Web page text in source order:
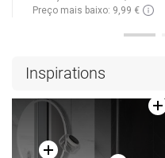
Preço mais baixo: 9,99 €
Inspirations